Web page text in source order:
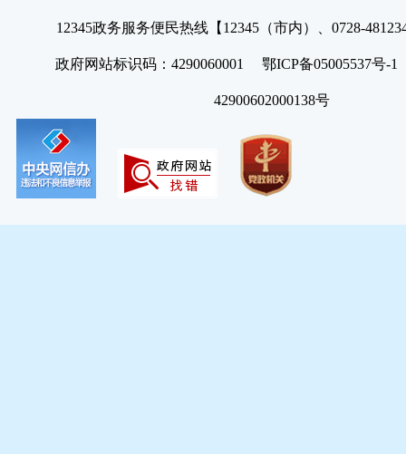
12345政务服务便民热线【12345（市内）、0728-
政府网站标识码：4290060001 鄂ICP备05005537号
42900602000138号